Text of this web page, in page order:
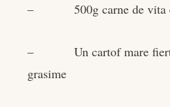
– 500g carne de vita cu
– Un cartof mare fiert
grasime